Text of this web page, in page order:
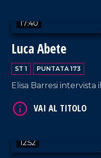
17:40
Luca Abete
ST 1 PUNTATA 173
Elisa Barresi intervista
12:52
VAI AL TITOLO